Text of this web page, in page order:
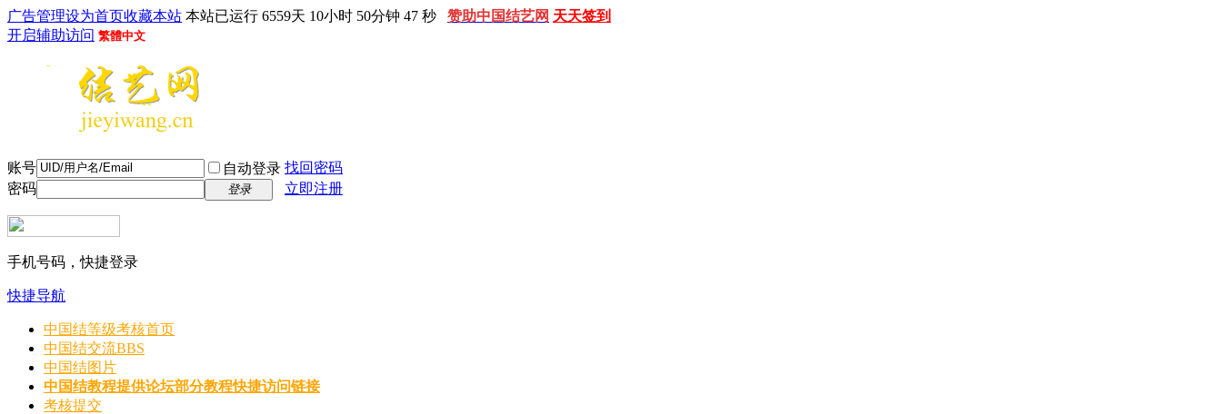
广告管理设为首页收藏本站 本站已运行 6559天 10小时 50分钟 48 秒 赞助中国结艺网 天天签到
开启辅助访问 繁體中文
账号 自动登录 找回密码
密码
登录 立即注册
手机号码，快捷登录
快捷导航
中国结等级考核首页
中国结交流BBS
中国结图片
中国结教程提供论坛部分教程快捷访问链接
考核提交